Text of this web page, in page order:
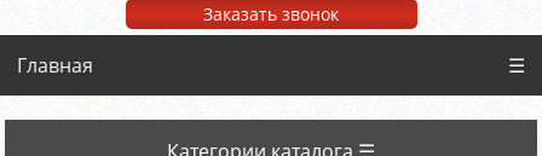
Заказать звонок
Главная ☰